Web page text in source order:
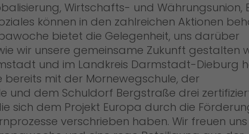
Wirtschafts- und Währungsunion,
können in den zahlreichen Aktionen
bietet die Gelegenheit, uns darüber
wir unsere gemeinsame Zukunft gestalten
und im Landkreis Darmstadt-Dieburg
bereits mit der Mornewegschule, der
und dem Schuldorf Bergstraße drei
sich dem Projekt Europa durch die
verschrieben haben. Wir freuen